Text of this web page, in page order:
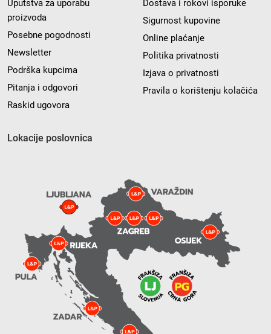
Uputstva za uporabu
proizvoda
Posebne pogodnosti
Newsletter
Podrška kupcima
Pitanja i odgovori
Raskid ugovora
Dostava i rokovi isporuke
Sigurnost kupovine
Online plaćanje
Politika privatnosti
Izjava o privatnosti
Pravila o korištenju kolačića
Lokacije poslovnica